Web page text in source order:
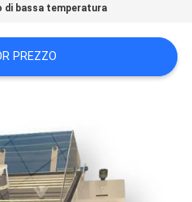
bassa temperatura
PREZZO